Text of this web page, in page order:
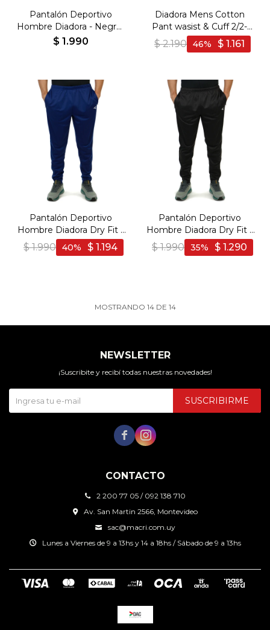
Pantalón Deportivo
Hombre Diadora - Negro-
Negro
$ 1.990
Diadora Mens Cotton
Pant wasist & Cuff 2/2-
GREY - Gris
$ 2.190 $ 1.161
46
Pantalón Deportivo
Hombre Diadora Dry Fit -
Marino-Blanco
$ 1.990 $ 1.194
40
Pantalón Deportivo
Hombre Diadora Dry Fit -
Negro-Blanco
$ 1.990 $ 1.290
35
MOSTRANDO 14DE 14
CONTACTO
2 200 77 05 / 092 138 710
Av. San Martin 2566, Montevideo
sac@macri.com.uy
Lunes a Viernes de 9 a 13hs y 14 a 18hs / Sábado de 9 a 13hs
NEWSLETTER
¡Suscribite y recibí todas nuestras novedades!
SUSCRIBIRME
 